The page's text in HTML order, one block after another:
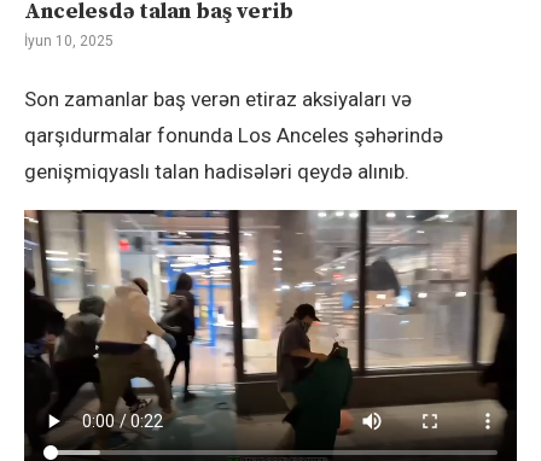
Ancelesdə talan baş verib
İyun 10, 2025
Son zamanlar baş verən etiraz aksiyaları və
qarşıdurmalar fonunda Los Anceles şəhərində
genişmiqyaslı talan hadisələri qeydə alınıb.